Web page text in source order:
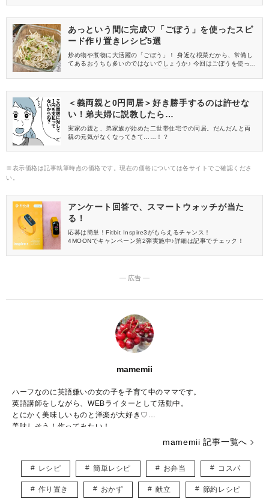
ね♡
あっという間に完成♡「ごぼう」を使ったスピ
ード作り置きレシピ5選
炒め物や煮物に大活躍の「ごぼう」！ 身近な根菜だから、常備し
てあるおうちも多いのではないでしょうか♪ 今回はごぼうを使っ
＜義両親と0円同居＞好き勝手するのは許せな
い！弟夫婦に説教したら…
実家の親と、弟家族が始めた二世帯住宅での同居。だんだんと両
親の元気がなくなってきて……！？
※表示価格は記事執筆時点の価格です。現在の価格については各サイトでご確認くださ
い。
アンケート回答で、スマートウォッチが当た
る！
応募は簡単！Fitbit Inspire3がもらえるチャンス！
4MOONでキャンペーン第2弾実施中♪詳細は記事でチェック！
― 広告 ―
mamemii
ハーフなのに英語嫌いの女の子を子育て中のママです。
英語講師をしながら、WEBライターとして活動中。
とにかく美味しいものと洋楽が大好き♡
美味しそう！作ってみたい！
mamemii 記事一覧へ
レシピ 簡単レシピ お弁当 コスパ
作り置き おかず 献立 節約レシピ